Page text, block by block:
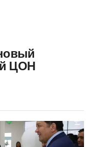
ЦОН